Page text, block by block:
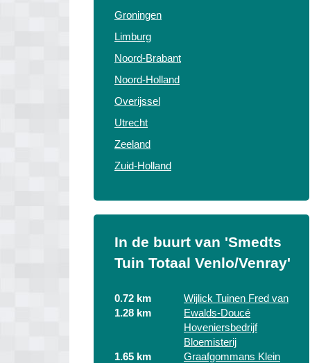
Groningen
Limburg
Noord-Brabant
Noord-Holland
Overijssel
Utrecht
Zeeland
Zuid-Holland
In de buurt van 'Smedts
Tuin Totaal Venlo/Venray'
0.72 km
Wijlick Tuinen Fred van
1.28 km
Ewalds-Doucé
Hoveniersbedrijf
Bloemisterij
1.65 km
Graafgommans Klein